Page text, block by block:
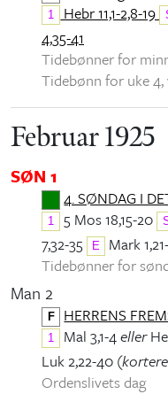
1 Hebr 11,1-2,8-19
4,35-41
Tidebønner for
Tidebønn for uke 4,
Februar 1925
SØN 1
4. SØNDAG I
1 5 Mos 18,15-20
7,32-35
E
Mark
Tidebønner for
Man 2
F HERRENS
1 Mal 3,1-4eller
Luk 2,22-40 (
Ordenslivets dag